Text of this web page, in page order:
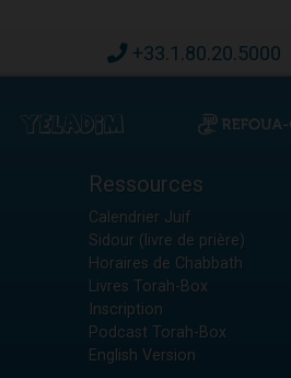
+33.1.80.20.5000
Ressources
Calendrier Juif
Sidour (livre de prière)
Horaires de Chabbath
Livres Torah-Box
Inscription
Podcast Torah-Box
English Version